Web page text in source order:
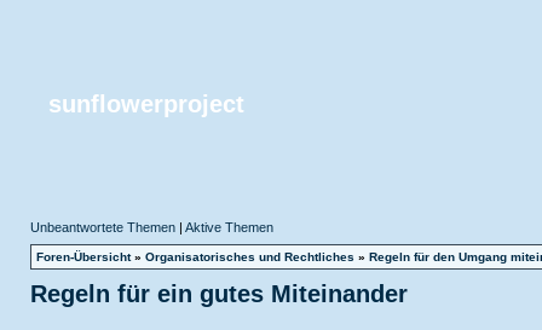
sunflowerproject
Unbeantwortete Themen| Aktive Themen
Foren-Übersicht» Organisatorisches und Rechtliches » Regeln für den Umgang
Regeln für ein gutes Miteinander